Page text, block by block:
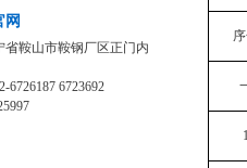
网
省鞍山市鞍钢厂区正门内
6726187 6723692
1